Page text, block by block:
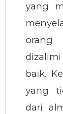
yang
orang
baik.
yang
dari